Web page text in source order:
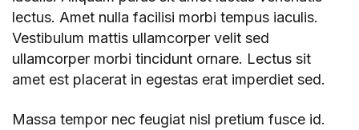
lectus. Amet nulla facilisi morbi tempus iaculis.
Vestibulum mattis ullamcorper velit sed
ullamcorper morbi tincidunt ornare. Lectus sit
amet est placerat in egestas erat imperdiet sed.
Massa tempor nec feugiat nisl pretium fusce id.